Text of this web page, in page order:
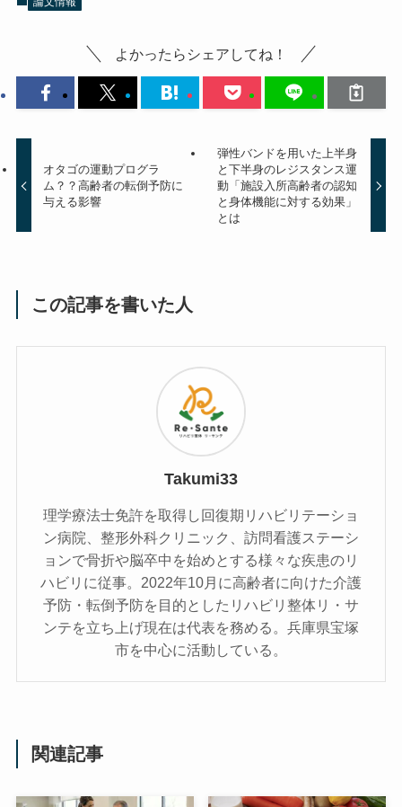
よかったらシェアしてね！
オタゴの運動プログラ
ム？？高齢者の転倒予防に
与える影響
弾性バンドを用いた上半身
と下半身のレジスタンス運
動「施設入所高齢者の認知
と身体機能に対する効果」
とは
この記事を書いた人
Takumi33
理学療法士免許を取得し回復期リハビリテーショ
ン病院、整形外科クリニック、訪問看護ステーシ
ョンで骨折や脳卒中を始めとする様々な疾患のリ
ハビリに従事。2022年10月に高齢者に向けた介護
予防・転倒予防を目的としたリハビリ整体リ・サ
ンテを立ち上げ現在は代表を務める。兵庫県宝塚
市を中心に活動している。
関連記事